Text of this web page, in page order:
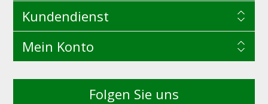
Kundendienst
Mein Konto
Folgen Sie uns